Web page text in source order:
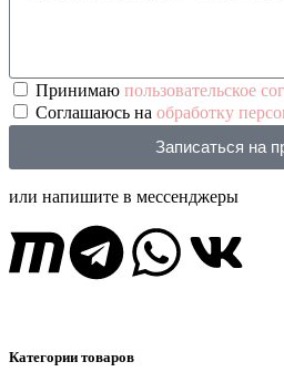
Принимаю пользовательское
Соглашаюсь на обработку
Записаться на
или напишите в мессенджеры
Категории товаров